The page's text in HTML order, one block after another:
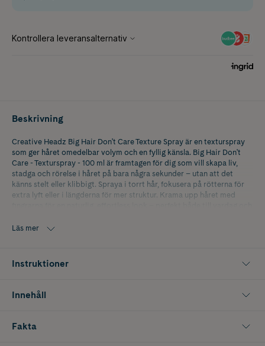
Beskrivning
Creative Headz Big Hair Don't Care Texture Spray är en texturspray
som ger håret omedelbar volym och en fyllig känsla. Big Hair Don't
Care - Texturspray - 100 ml är framtagen för dig som vill skapa liv,
stadga och rörelse i håret på bara några sekunder – utan att det
känns stelt eller klibbigt. Spraya i torrt hår, fokusera på rötterna för
extra lyft eller i längderna för mer struktur. Krama upp håret med
resultat utan krångel.
Läs mer
Instruktioner
Innehåll
Fakta